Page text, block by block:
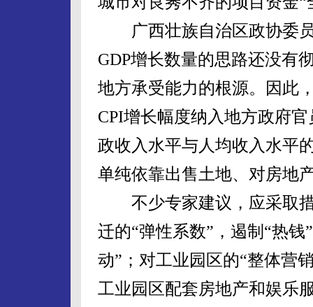
广西壮族自治区政协委员
GDP增长数量的思路还没有
地方承受能力的根源。因此
CPI增长幅度纳入地方政府
政收入水平与人均收入水平
单纯依靠出售土地、对房地
不少专家建议，应采取措
迁的“弹性系数”，遏制“热
动”；对工业园区的“整体营
工业园区配套房地产和娱乐